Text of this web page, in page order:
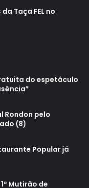
Taça FEL no
do espetáculo
Rondon pelo
(8)
Popular já
Mutirão de